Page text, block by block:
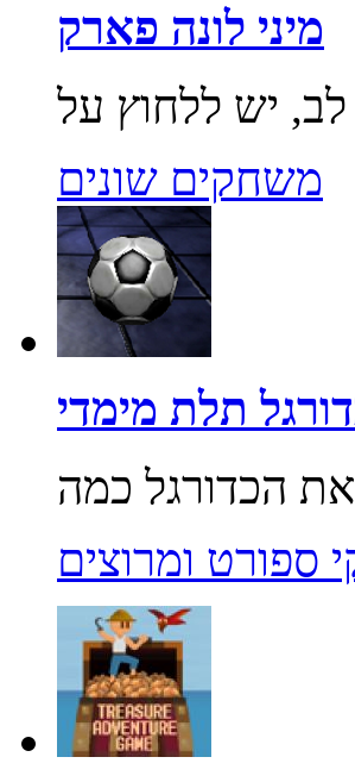
מיני לונה פארק
משחקים שונים
תלת מימדי
ספורט ומרוצים